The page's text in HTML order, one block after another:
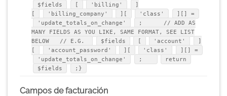
$fields
[ 'billing'
]
[
'billing_company' ][ 'class'
][] =
'update_totals_on_change'
; // ADD AS
MANY FIELDS AS YOU LIKE, SAME FORMAT, SEE LIST
BELOW // E.G.
$fields [ 'account'
]
[
'account_password' ][ 'class'
][] =
'update_totals_on_change'
;
return
$fields
;}
Campos de facturación